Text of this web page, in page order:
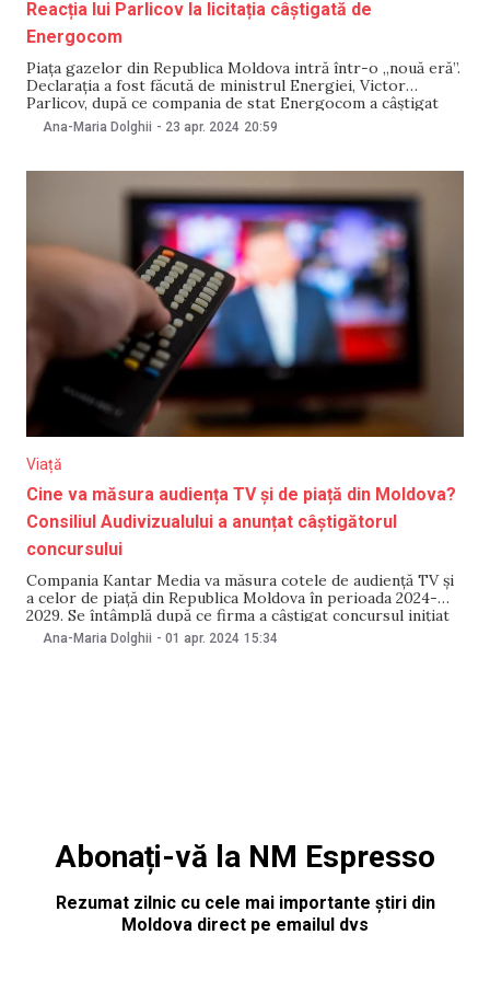
Reacția lui Parlicov la licitația câștigată de
Energocom
Piața gazelor din Republica Moldova intră într-o „nouă eră”.
Declarația a fost făcută de ministrul Energiei, Victor
Parlicov, după ce compania de stat Energocom a câștigat
licitația de pe bursă privind furnizarea gazelor pentru
consumatorii MoldovaGaz, în luna mai. Victor Parlicov a
Ana-Maria Dolghii - 23 apr. 2024 20:59
Viață
Cine va măsura audiența TV și de piață din Moldova?
Consiliul Audivizualului a anunțat câștigătorul
concursului
Compania Kantar Media va măsura cotele de audiență TV și
a celor de piață din Republica Moldova în perioada 2024-
2029. Se întâmplă după ce firma a câștigat concursul inițiat
și desfășurat pe 29 martie de Consiliul Audiovizualului (CA).
Informațiile au fost confirmate întru-un comunicat publicat
Ana-Maria Dolghii - 01 apr. 2024 15:34
Abonați-vă la NM Espresso
Rezumat zilnic cu cele mai importante știri din
Moldova direct pe emailul dvs